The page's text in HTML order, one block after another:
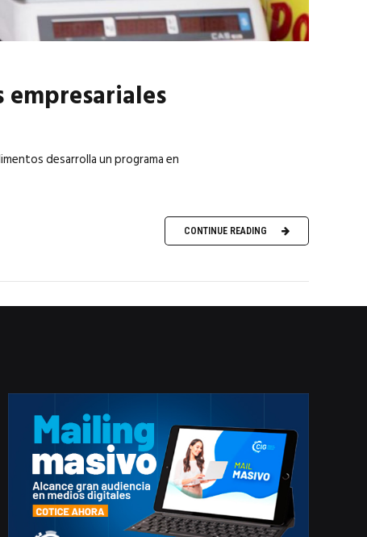
desarrolla un programa en
CONTINUE READING